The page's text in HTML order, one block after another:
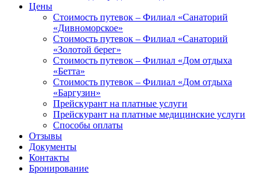
Цены
Стоимость путевок – Филиал «Санаторий
«Дивноморское»
Стоимость путевок – Филиал «Санаторий
«Золотой берег»
Стоимость путевок – Филиал «Дом отдыха
«Бетта»
Стоимость путевок – Филиал «Дом отдыха
«Баргузин»
Прейскурант на платные услуги
Прейскурант на платные медицинские услуги
Способы оплаты
Отзывы
Документы
Контакты
Бронирование